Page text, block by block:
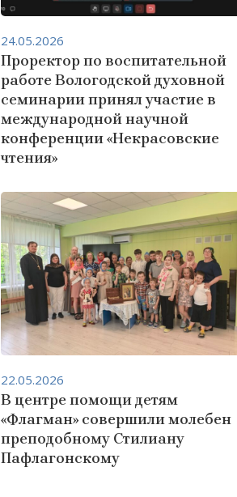
Проректор по воспитательной
работе Вологодской духовной
семинарии принял участие в
международной научной
конференции «Некрасовские
чтения»
24.05.2026
В центре помощи детям
«Флагман» совершили молебен
преподобному Стилиану
Пафлагонскому
22.05.2026